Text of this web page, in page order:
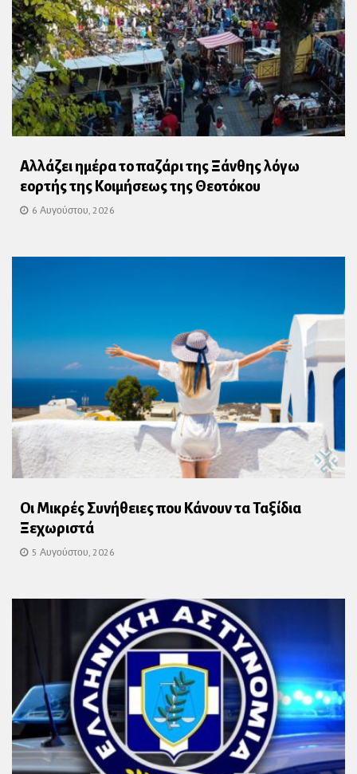
Αλλάζει ημέρα το παζάρι της Ξάνθης λόγω
εορτής της Κοιμήσεως της Θεοτόκου
6 Αυγούστου, 2026
Οι Μικρές Συνήθειες που Κάνουν τα Ταξίδια
Ξεχωριστά
5 Αυγούστου, 2026